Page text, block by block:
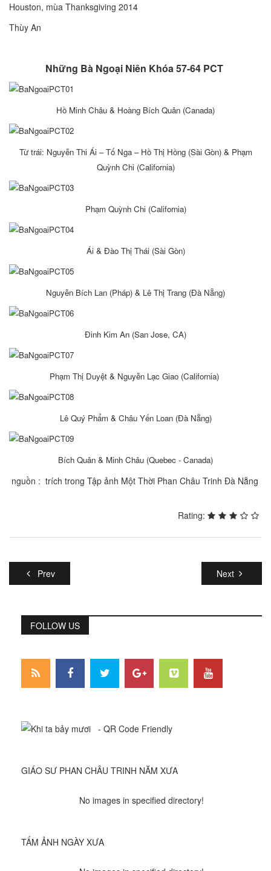
Houston, mùa Thanksgiving 2014
Thùy An
Những Bà Ngoại Niên Khóa 57-64 PCT
Hồ Minh Châu & Hoàng Bích Quân (Canada)
Từ trái: Nguyễn Thi Ái – Tố Nga – Hồ Thị Hồng (Sài Gòn) & Phạm
Quỳnh Chi (California)
Phạm Quỳnh Chi (California)
Ái & Ðào Thị Thái (Sài Gòn)
Nguyễn Bích Lan (Pháp) & Lê Thị Trang (Ðà Nẵng)
Ðinh Kim An (San Jose, CA)
Phạm Thị Duyệt & Nguyễn Lạc Giao (California)
Lê Quý Phẩm & Châu Yến Loan (Ðà Nẵng)
Bích Quân & Minh Châu (Quebec - Canada)
nguồn : trích trong Tập ảnh Một Thời Phan Châu Trinh Đà Nẵng
Rating:
Prev Next
FOLLOW US
GIÁO SƯ PHAN CHÂU TRINH NĂM XƯA
No images in specified directory!
TẤM ẢNH NGÀY XƯA